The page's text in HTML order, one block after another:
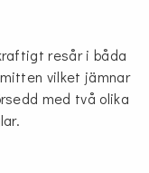
resår i båda
vilket jämnar
med två olika